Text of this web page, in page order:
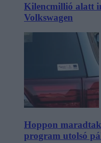
Kilencmillió alatt
Volkswagen
Hoppon
program utolsó